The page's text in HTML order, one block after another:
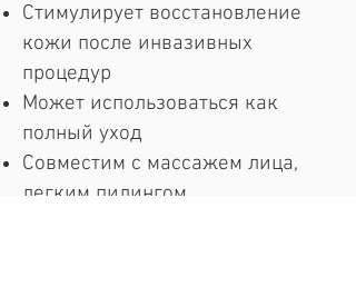
Стимулирует восстановление
кожи после инвазивных
процедур
Может использоваться как
полный уход
Совместим с массажем лица,
легким пилингом,